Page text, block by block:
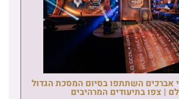
אברכים השתתפו בסיום המסכת הגדול
| צפו בתיעודים המרהיבים